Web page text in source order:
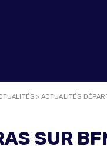
> ACTUALITÉS
SUR